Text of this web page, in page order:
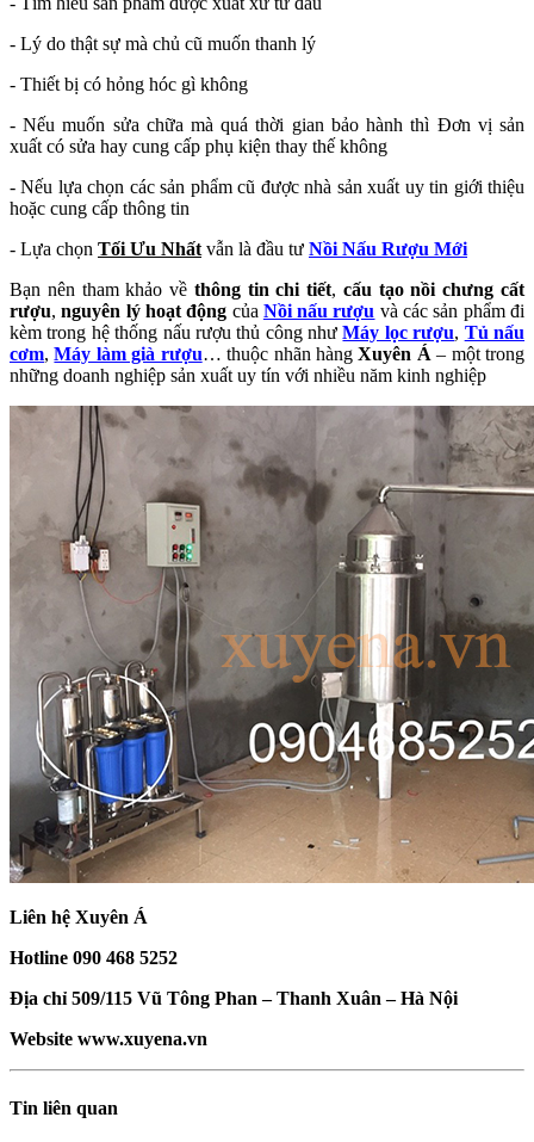
- Lý do thật sự mà chủ cũ muốn thanh lý
- Thiết bị có hỏng hóc gì không
- Nếu muốn sửa chữa mà quá thời gian bảo hành thì Đơn vị sản
xuất có sửa hay cung cấp phụ kiện thay thế không
- Nếu lựa chọn các sản phẩm cũ được nhà sản xuất uy tin giới thiệu
hoặc cung cấp thông tin
- Lựa chọn Tối Ưu Nhất vẫn là đầu tư Nồi Nấu Rượu Mới
Bạn nên tham khảo về thông tin chi tiết, cấu tạo nồi chưng cất
rượu,nguyên lý hoạt động của Nồi nấu rượu và các sản phẩm đi
kèm trong hệ thống nấu rượu thủ công nhưMáy lọc rượu, Tủ nấu
cơm,Máy làm già rượu… thuộc nhãn hàngXuyên Á – một trong
những doanh nghiệp sản xuất uy tín với nhiều năm kinh nghiệp
Liên hệ Xuyên Á
Hotline 090 468 5252
Địa chỉ 509/115 Vũ Tông Phan – Thanh Xuân – Hà Nội
Website www.xuyena.vn
Tin liên quan